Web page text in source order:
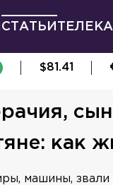
СТАТЬИ
$81.41
как
машины,